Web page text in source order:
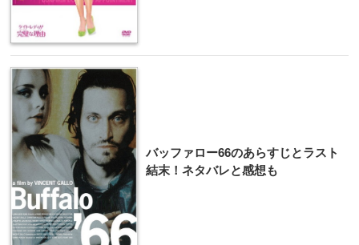
バッファロー66のあらすじとラスト
結末！ネタバレと感想も